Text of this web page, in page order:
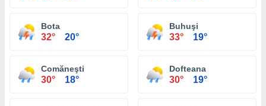
Bota
32° 20°
Buhuşi
33° 19°
Comăneşti
30° 18°
Dofteana
30° 19°